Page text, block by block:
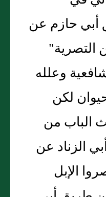
حازم عن
التصرية"
وعلله
لكن
الباب من
الزناد عن
الإبل